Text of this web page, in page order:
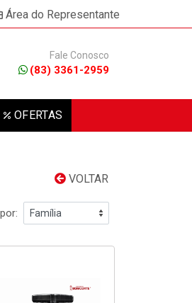
Área do Representante
Fale Conosco
(83) 3361-2959
OFERTAS
VOLTAR